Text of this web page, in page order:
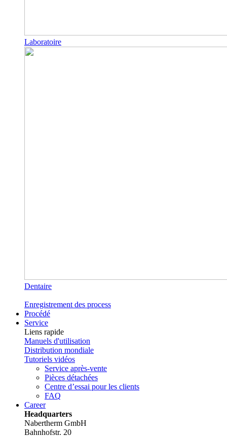
Laboratoire
Dentaire
Enregistrement des process
Procédé
Service
Liens rapide
Manuels d'utilisation
Distribution mondiale
Tutoriels vidéos
Service après-vente
Pièces détachées
Centre d’essai pour les clients
FAQ
Career
Headquarters
Nabertherm GmbH
Bahnhofstr. 20